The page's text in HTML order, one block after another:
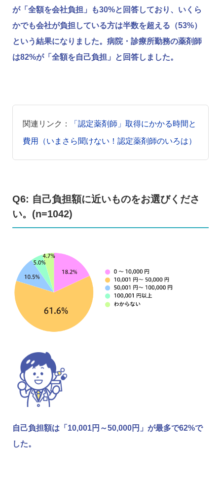
が「全額を会社負担」も30%と回答しており、いくら
かでも会社が負担している方は半数を超える（53%）
という結果になりました。病院・診療所勤務の薬剤師
は82%が「全額を自己負担」と回答しました。
関連リンク： 「認定薬剤師」取得にかかる時間と
費用（いまさら聞けない！認定薬剤師のいろは）
Q6: 自己負担額に近いものをお選びくださ
い。(n=1042)
自己負担額は「10,001円～50,000円」が最多で62%で
した。